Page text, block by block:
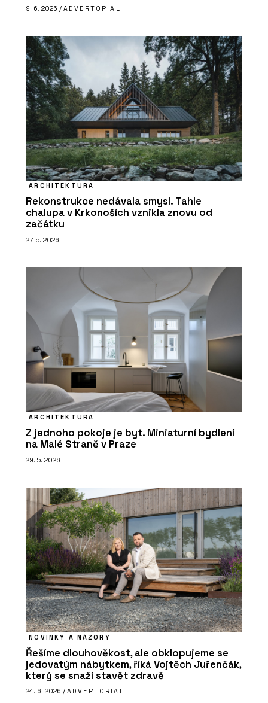
9. 6. 2026 / ADVERTORIAL
ARCHITEKTURA
Rekonstrukce nedávala smysl. Tahle
chalupa v Krkonoších vznikla znovu od
začátku
27. 5. 2026
ARCHITEKTURA
Z jednoho pokoje je byt. Miniaturní bydlení
na Malé Straně v Praze
29. 5. 2026
NOVINKY A NÁZORY
Řešíme dlouhověkost, ale obklopujeme se
jedovatým nábytkem, říká Vojtěch Juřenčák,
který se snaží stavět zdravě
24. 6. 2026 / ADVERTORIAL